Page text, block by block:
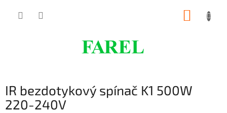
IR bezdotykový spínač K1 500W
220-240V